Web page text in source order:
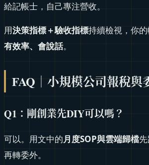
給記帳士，自己專注營收。
用決策指標＋驗收指標持續檢視，你
有效率、會說話。
FAQ｜小規模公司報稅與
Q1 ：剛創業先DIY可以嗎？
可以。用文中的月度SOP與雲端歸檔
再轉委外。